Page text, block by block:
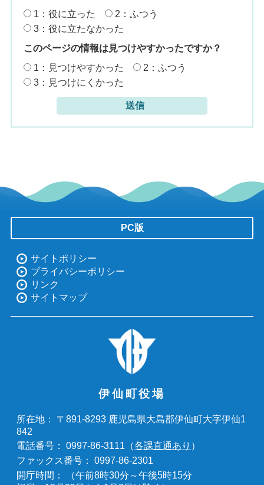
1：役に立った
2：ふつう
3：役に立たなかった
このページの情報は見つけやすかったですか？
1：見つけやすかった
2：ふつう
3：見つけにくかった
PC版
サイトポリシー
プライバシーポリシー
リンク
サイトマップ
伊仙町役場
所在地：
〒891-8293 鹿児島県大島郡伊仙町大字伊仙1
842
電話番号：
0997-86-3111（各課直通あり ）
ファックス番号：
0997-86-2301
開庁時間：
（午前8時30分～午後5時15分